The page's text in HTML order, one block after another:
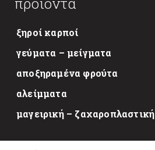
ξηροί καρποί
γεύματα – μείγματα
αποξηραμένα φρούτα
αλείμματα
μαγειρική – ζαχαροπλαστική